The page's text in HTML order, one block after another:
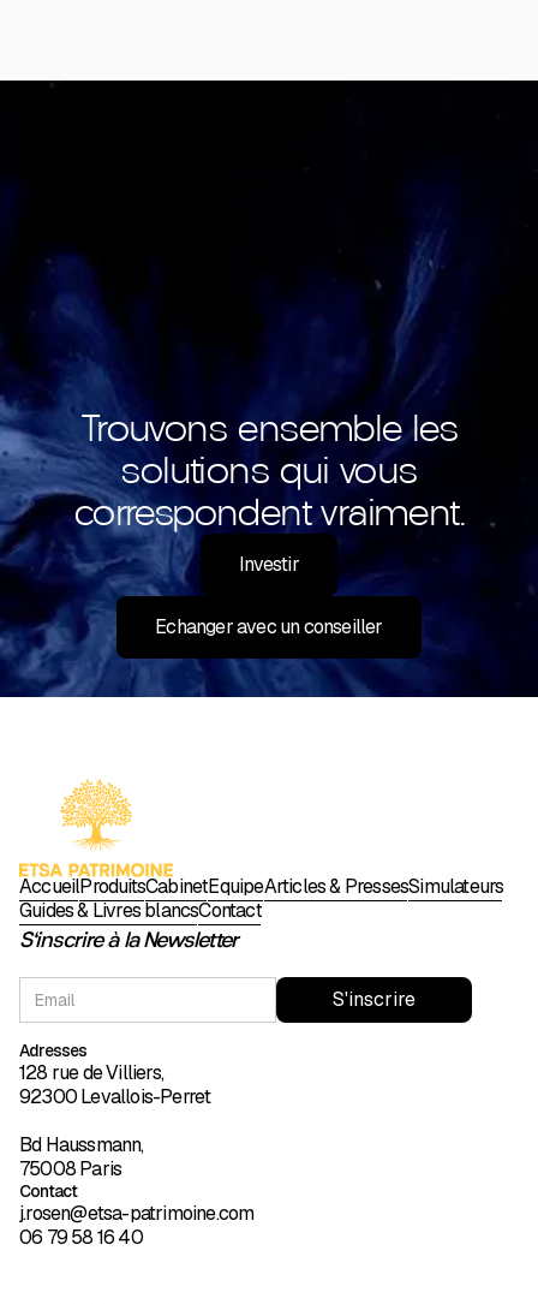
Trouvons ensemble les
solutions qui vous
correspondent vraiment.
Investir
Echanger avec un conseiller
AccueilProduitsCabinetÉquipeArticles & PressesSimulateurs
Guides & Livres blancsContact
S'inscrire à la Newsletter
Adresses
128 rue de Villiers,
92300 Levallois-Perret
Bd Haussmann,
75008 Paris
Contact
j.rosen@etsa-patrimoine.com
06 79 58 16 40